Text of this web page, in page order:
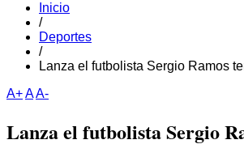
Inicio
/
Deportes
/
Lanza el futbolista Sergio Ramos
A+AA-
Lanza el futbolista Sergio